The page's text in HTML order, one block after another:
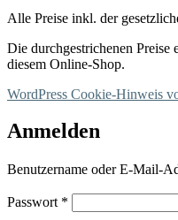
Alle Preise inkl. der
Die durchgestrichenen Preise
diesem Online-Shop.
WordPress Cookie-Hinweis
Anmelden
Benutzername oder E-Mail-
Passwort *